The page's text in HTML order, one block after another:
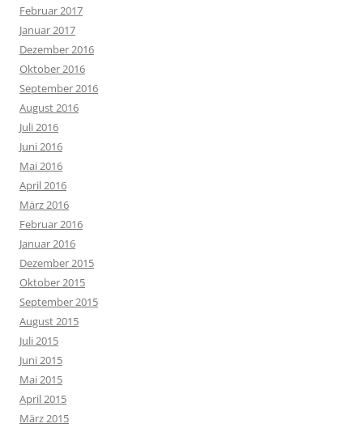
Februar 2017
Januar 2017
Dezember 2016
Oktober 2016
September 2016
August 2016
Juli 2016
Juni 2016
Mai 2016
April 2016
März 2016
Februar 2016
Januar 2016
Dezember 2015
Oktober 2015
September 2015
August 2015
Juli 2015
Juni 2015
Mai 2015
April 2015
März 2015